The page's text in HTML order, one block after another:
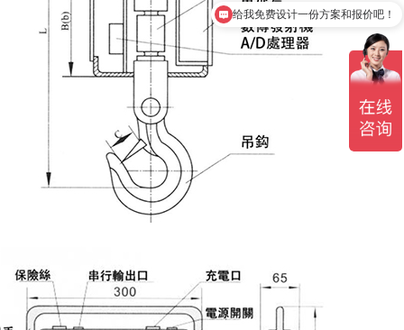
给我免费设计一份方案和报价吧！